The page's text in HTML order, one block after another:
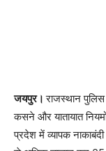
जयपुर।राजस्थान
कसने और यातायात
प्रदेश में व्यापक